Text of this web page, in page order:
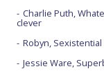
Charlie Puth,
clever
Robyn, Sexistential
Jessie Ware,